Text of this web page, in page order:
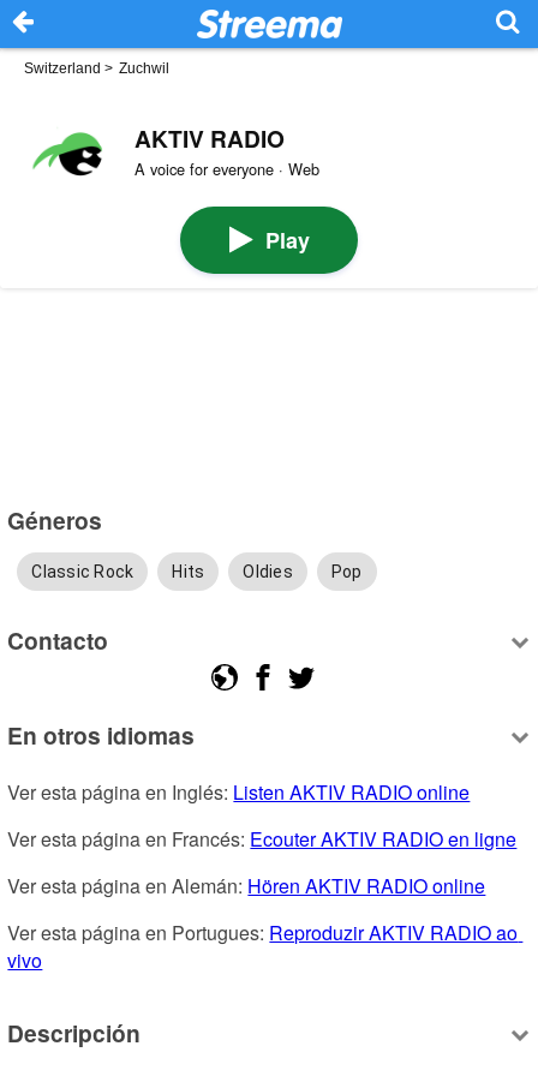
Switzerland > Zuchwil
AKTIV RADIO
A voice for everyone · Web
Play
Géneros
Classic Rock Hits Oldies Pop
Contacto
En otros idiomas
Ver esta página en Inglés: Listen AKTIV RADIO online
Ver esta página en Francés: Ecouter AKTIV RADIO en ligne
Ver esta página en Alemán: Hören AKTIV RADIO online
Ver esta página en Portugues: Reproduzir AKTIV RADIO ao
vivo
Descripción